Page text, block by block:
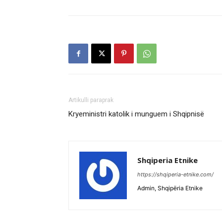
Artikulli paraprak
Kryeministri katolik i munguem i Shqipnisë
Shqiperia Etnike
https://shqiperia-etnike.com/
Admin, Shqipëria Etnike